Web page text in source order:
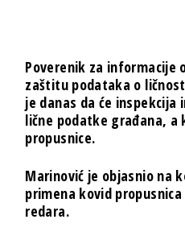
Poverenik za informacije
zaštitu podataka o
je danas da će
lične podatke građana, a
propusnice.
Marinović je objasnio na
primena kovid
redara.